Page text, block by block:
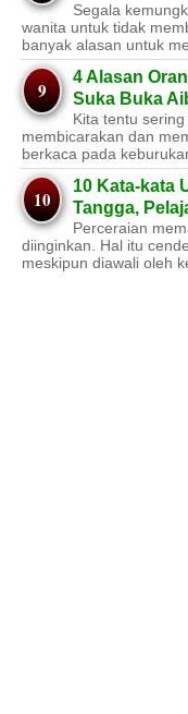
Segala
wanita untuk tidak
banyak alasan untuk
4 Alasan
Suka Buka
Kita tentu
membicarakan dan
berkaca pada
10 Kata-kata
Tangga,
Perceraian
diinginkan. Hal itu
meskipun diawali oleh